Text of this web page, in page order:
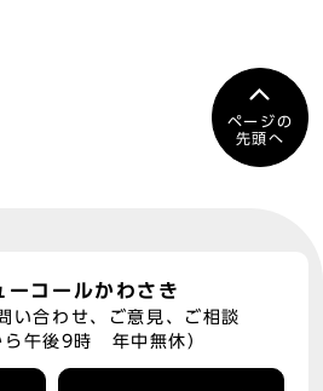
ページの
先頭へ
ーコールかわさき
い合わせ、ご意見、ご相談
ら午後9時 年中無休）